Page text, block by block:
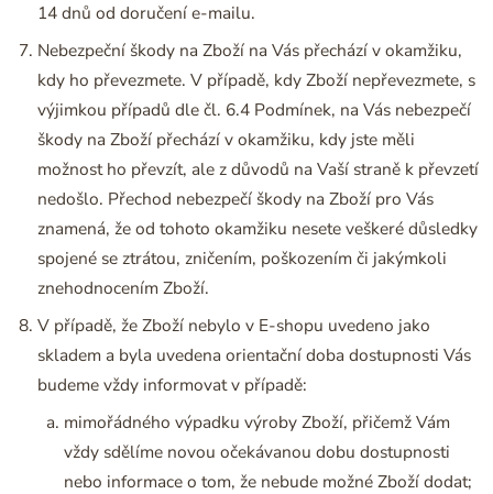
14 dnů od doručení e-mailu.
Nebezpeční škody na Zboží na Vás přechází v okamžiku,
kdy ho převezmete. V případě, kdy Zboží nepřevezmete, s
výjimkou případů dle čl. 6.4 Podmínek, na Vás nebezpečí
škody na Zboží přechází v okamžiku, kdy jste měli
možnost ho převzít, ale z důvodů na Vaší straně k převzetí
nedošlo. Přechod nebezpečí škody na Zboží pro Vás
znamená, že od tohoto okamžiku nesete veškeré důsledky
spojené se ztrátou, zničením, poškozením či jakýmkoli
znehodnocením Zboží.
V případě, že Zboží nebylo v E-shopu uvedeno jako
skladem a byla uvedena orientační doba dostupnosti Vás
budeme vždy informovat v případě:
mimořádného výpadku výroby Zboží, přičemž Vám
vždy sdělíme novou očekávanou dobu dostupnosti
nebo informace o tom, že nebude možné Zboží dodat;